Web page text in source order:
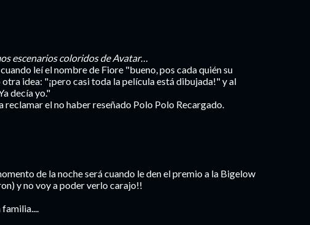
escenarios coloridos de Avatar…
leí el nombre de Fiore "bueno, pos cada quién su
idea: "¡pero casi toda la película está dibujada!" y al
decía yo."
reclamar el no haber reseñado Polo Polo Recargado.
de la noche será cuando le den el premio a la Bigelow
y no voy a poder verlo carajo!!